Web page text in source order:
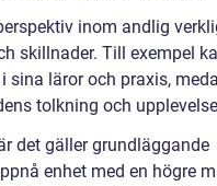
inom andlig
skillnader. Till exempel
läror och praxis,
tolkning och
det gäller grundläggande
enhet med en högre